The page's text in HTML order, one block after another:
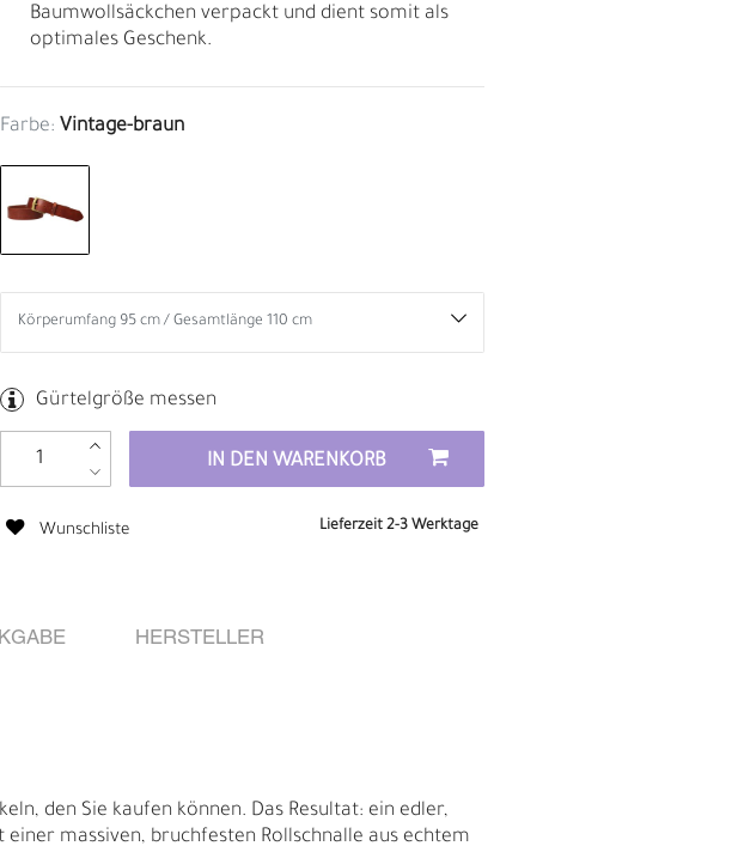
R D
Baumwollsäckchen verpackt und dient somit als
optimales Geschenk.
Farbe: Vintage-braun
Gürtelgröße messen
IN DEN WARENKORB
Wunschliste Lieferzeit 2-3 Werktage
HERSTELLER
den Sie kaufen können. Das Resultat: ein edler,
massiven, bruchfesten Rollschnalle aus echtem